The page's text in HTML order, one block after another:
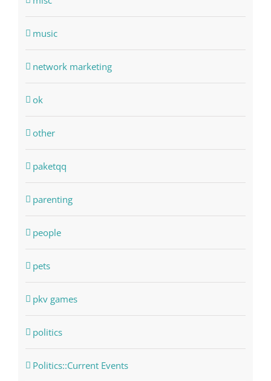
music
network marketing
ok
other
paketqq
parenting
people
pets
pkv games
politics
Politics::Current Events